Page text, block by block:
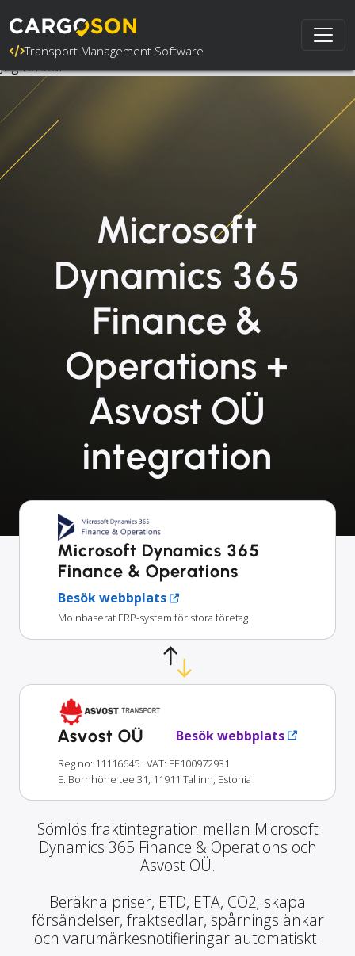
du får den bästa upplevelsen på vår webbplats.
Läs mer.
Vår integritetspolicy finnshär.
Jag förstår
Transport Management Software
Microsoft
Dynamics 365
Finance &
Operations +
Asvost OÜ
integration
Microsoft Dynamics 365
Finance & Operations
Besök webbplats
Molnbaserat ERP-system för stora företag
Asvost OÜ Besök webbplats
Reg no: 11116645 · VAT: EE100972931
E. Bornhöhe tee 31, 11911 Tallinn, Estonia
Sömlös fraktintegration mellan Microsoft
Dynamics 365 Finance & Operations och
Asvost OÜ.
Beräkna priser, ETD, ETA, CO2; skapa
försändelser, fraktsedlar, spårningslänkar
och varumärkesnotifieringar automatiskt.